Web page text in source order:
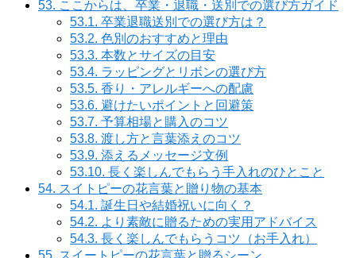
53. ここからは、卒業・退職・送別での選び方ガイド
53.1. 卒業退職送別での選び方は？
53.2. 色別のおすすめと理由
53.3. 本数とサイズの目安
53.4. ラッピングとリボンの選び方
53.5. 香り・アレルギーへの配慮
53.6. 避けたいポイントと回避策
53.7. 予算相場と購入のコツ
53.8. 渡し方と言葉添えのコツ
53.9. 添えるメッセージ文例
53.10. 長く楽しんでもらう手入れのひとこと
54. スイトピーの花言葉と贈り物の基本
54.1. 誕生日や結婚祝いに向く？
54.2. より素敵に贈るための実用アドバイス
54.3. 長く楽しんでもらうコツ（お手入れ）